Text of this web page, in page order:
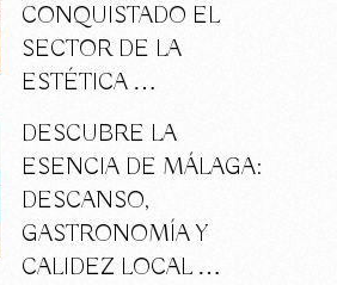
CONQUISTADO EL
SECTOR DE LA
ESTÉTICA …
DESCUBRE LA
ESENCIA DE MÁLAGA:
DESCANSO,
GASTRONOMÍA Y
CALIDEZ LOCAL …